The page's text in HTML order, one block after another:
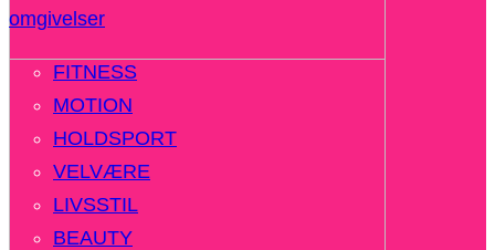
omgivelser
FITNESS
MOTION
HOLDSPORT
VELVÆRE
LIVSSTIL
BEAUTY